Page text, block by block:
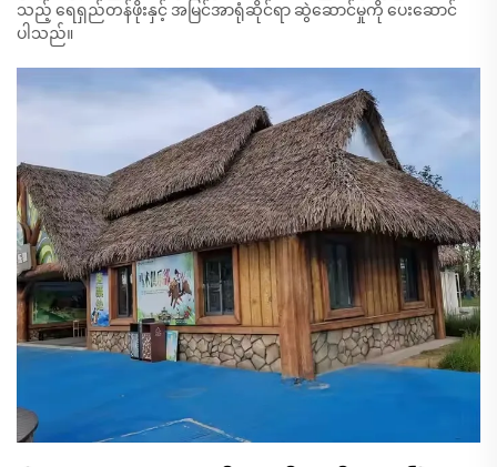
သည့် ရေရှည်တန်ဖိုးနှင့် အမြင်အာရုံဆိုင်ရာ ဆွဲဆောင်မှုကို ပေးဆောင်
ပါသည်။